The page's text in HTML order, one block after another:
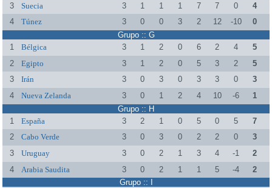
3
Suecia 3 1 1 1 7 7 0
4
4
Túnez 3 0 0 3 2 12 -10
0
Grupo :: G
1
Bélgica 3 1 2 0 6 2 4
5
2
Egipto 3 1 2 0 5 3 2
5
3
Irán 3 0 3 0 3 3 0
3
4
Nueva Zelanda 3 0 1 2 4 10 -6
1
Grupo :: H
1
España 3 2 1 0 5 0 5
7
2
Cabo Verde 3 0 3 0 2 2 0
3
3
Uruguay 3 0 2 1 3 4 -1
2
4
Arabia Saudita 3 0 2 1 1 5 -4
2
Grupo :: I